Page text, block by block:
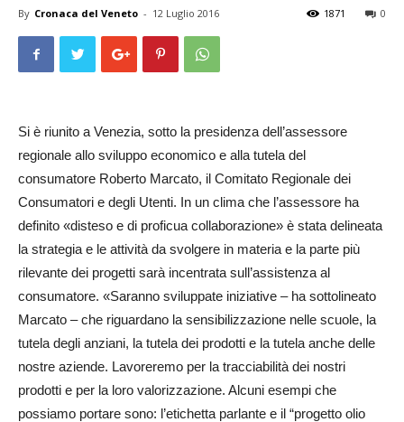
By Cronaca del Veneto - 12 Luglio 2016 0
1871
Si è riunito a Venezia, sotto la presidenza dell’assessore
regionale allo sviluppo economico e alla tutela del
consumatore Roberto Marcato, il Comitato Regionale dei
Consumatori e degli Utenti. In un clima che l’assessore ha
definito «disteso e di proficua collaborazione» è stata delineata
la strategia e le attività da svolgere in materia e la parte più
rilevante dei progetti sarà incentrata sull’assistenza al
consumatore. «Sa­ranno sviluppate iniziative – ha sottolineato
Marcato – che riguardano la sensibilizzazione nelle scuole, la
tutela degli anziani, la tutela dei prodotti e la tutela anche delle
nostre aziende. Lavoreremo per la tracciabilità dei nostri
prodotti e per la loro valorizzazione. Alcuni esempi che
possiamo portare sono: l’etichetta parlante e il “progetto olio